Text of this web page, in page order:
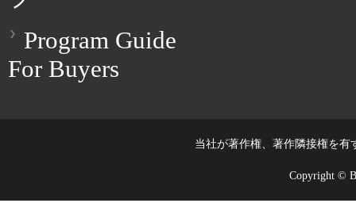
Program Guide
For Buyers
当社が著作権、著作隣接権を
Copyright ©